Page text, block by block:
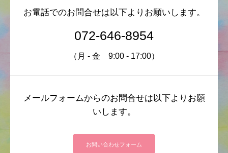
お電話でのお問合せは以下よりお願いします。
072-646-8954
（月 - 金 9:00 - 17:00）
メールフォームからのお問合せは以下よりお願
いします。
お問い合わせフォーム